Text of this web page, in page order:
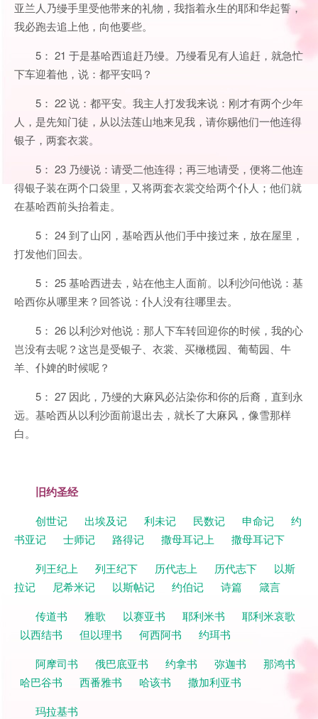
亚兰人乃缦手里受他带来的礼物，我指着永生的耶和华起誓，
我必跑去追上他，向他要些。
5： 21 于是基哈西追赶乃缦。乃缦看见有人追赶，就急忙
下车迎着他，说：都平安吗？
5： 22 说：都平安。我主人打发我来说：刚才有两个少年
人，是先知门徒，从以法莲山地来见我，请你赐他们一他连得
银子，两套衣裳。
5： 23 乃缦说：请受二他连得；再三地请受，便将二他连
得银子装在两个口袋里，又将两套衣裳交给两个仆人；他们就
在基哈西前头抬着走。
5： 24 到了山冈，基哈西从他们手中接过来，放在屋里，
打发他们回去。
5： 25 基哈西进去，站在他主人面前。以利沙问他说：基
哈西你从哪里来？回答说：仆人没有往哪里去。
5： 26 以利沙对他说：那人下车转回迎你的时候，我的心
岂没有去呢？这岂是受银子、衣裳、买橄榄园、葡萄园、牛
羊、仆婢的时候呢？
5： 27 因此，乃缦的大麻风必沾染你和你的后裔，直到永
远。基哈西从以利沙面前退出去，就长了大麻风，像雪那样
白。
旧约圣经
创世记 出埃及记 利未记 民数记 申命记
约
书亚记
士师记 路得记 撒母耳记上
撒母耳记下
列王纪上
列王纪下 历代志上 历代志下
以斯
拉记
尼希米记 以斯帖记 约伯记 诗篇
箴言
传道书
雅歌 以赛亚书 耶利米书
耶利米哀歌
以西结书
但以理书 何西阿书
约珥书
阿摩司书
俄巴底亚书 约拿书 弥迦书
那鸿书
哈巴谷书
西番雅书 哈该书
撒加利亚书
玛拉基书